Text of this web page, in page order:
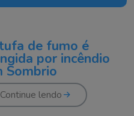
estufa de
de fumo é
por incêndio
Sombrio
Continue lendo